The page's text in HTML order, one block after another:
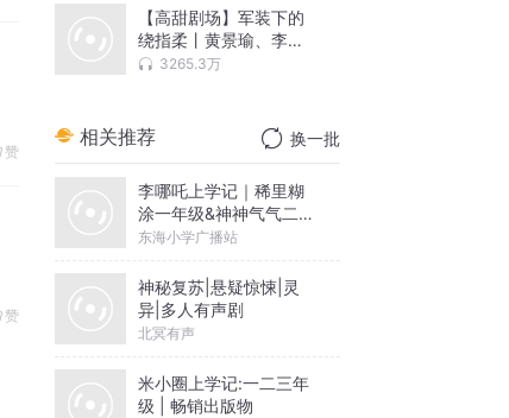
赞
赞
【高甜剧场】军装下的
绕指柔丨黄景瑜、李沁
主演影视剧《爱上特种
3265.3万
相关推荐 换一批
李哪吒上学记｜稀里糊
涂一年级&神神气气二年
级
东海小学广播站
神秘复苏|悬疑惊悚|灵
异|多人有声剧
北冥有声
米小圈上学记:一二三年
级 | 畅销出版物